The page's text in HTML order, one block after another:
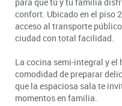
confort. Ubicado en el piso
acceso al transporte
ciudad con total facilidad.
La cocina semi-integral y
comodidad de preparar
que la espaciosa sala te
momentos en familia.